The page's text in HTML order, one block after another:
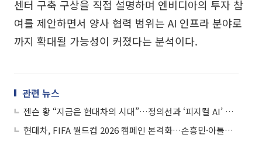
센터 구축 구상을 직접 설명하며 엔비디아의 투자 참
여를 제안하면서 양사 협력 범위는 AI 인프라 분야로
까지 확대될 가능성이 커졌다는 분석이다.
관련 뉴스
젠슨 황 “지금은 현대차의 시대”…정의선과 ‘피지컬 AI’ 협력 본격화
현대차, FIFA 월드컵 2026 캠페인 본격화…손흥민·아틀라스 앞세운다